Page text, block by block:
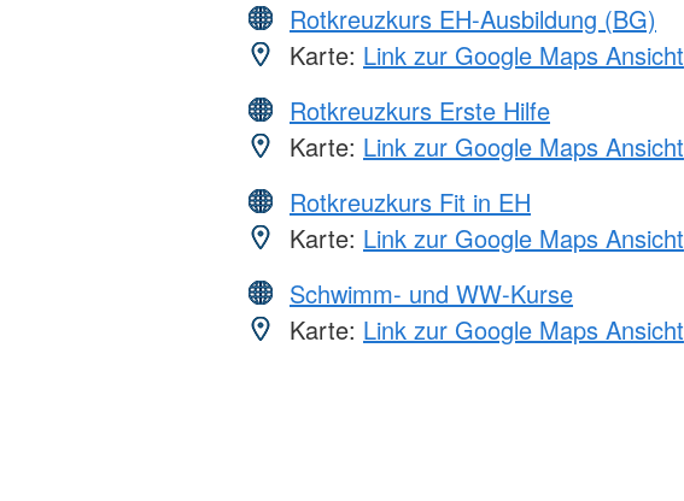
Rotkreuzkurs EH-Ausbildung (BG)
Karte: Link zur Google Maps Ansicht
Rotkreuzkurs Erste Hilfe
Karte: Link zur Google Maps Ansicht
Rotkreuzkurs Fit in EH
Karte: Link zur Google Maps Ansicht
Schwimm- und WW-Kurse
Karte: Link zur Google Maps Ansicht